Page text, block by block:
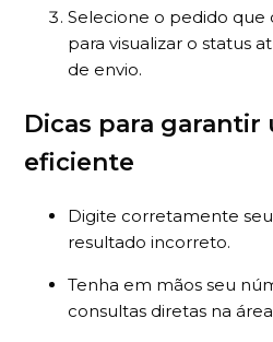
Selecione o pedido que
para visualizar o status
de envio.
Dicas para
eficiente
Digite corretamente
resultado incorreto.
Tenha em mãos seu
consultas diretas na